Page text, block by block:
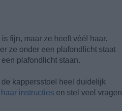
fijn, maar ze heeft véél haar.
ze onder een plafondlicht staat
plafondlicht staan.
kappersstoel heel duidelijk
instructies en stel veel vragen